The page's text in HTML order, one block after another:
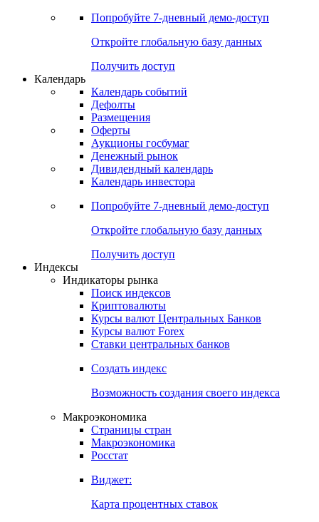
Попробуйте 7-дневный демо-доступ
Откройте глобальную базу данных
Получить доступ
Календарь
Календарь событий
Дефолты
Размещения
Оферты
Аукционы госбумаг
Денежный рынок
Дивидендный календарь
Календарь инвестора
Попробуйте 7-дневный демо-доступ
Откройте глобальную базу данных
Получить доступ
Индексы
Индикаторы рынка
Поиск индексов
Криптовалюты
Курсы валют Центральных Банков
Курсы валют Forex
Ставки центральных банков
Создать индекс
Возможность создания своего индекса
Макроэкономика
Страницы стран
Макроэкономика
Росстат
Виджет:
Карта процентных ставок